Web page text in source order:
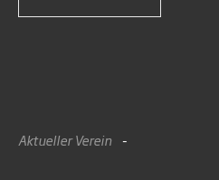
Aktueller Verein -